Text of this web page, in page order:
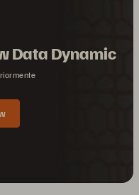
Data Dynamic